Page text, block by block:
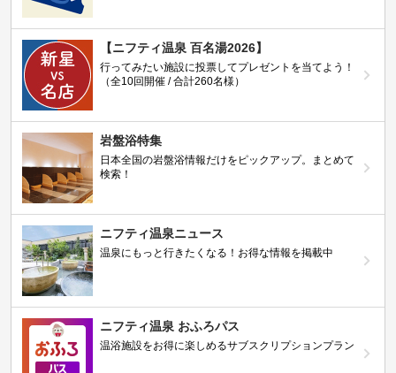
【ニフティ温泉 百名湯2026】
行ってみたい施設に投票してプレゼントを当てよう！
（全10回開催 / 合計260名様）
岩盤浴特集
日本全国の岩盤浴情報だけをピックアップ。まとめて
検索！
ニフティ温泉ニュース
温泉にもっと行きたくなる！お得な情報を掲載中
ニフティ温泉 おふろパス
温浴施設をお得に楽しめるサブスクリプションプラン